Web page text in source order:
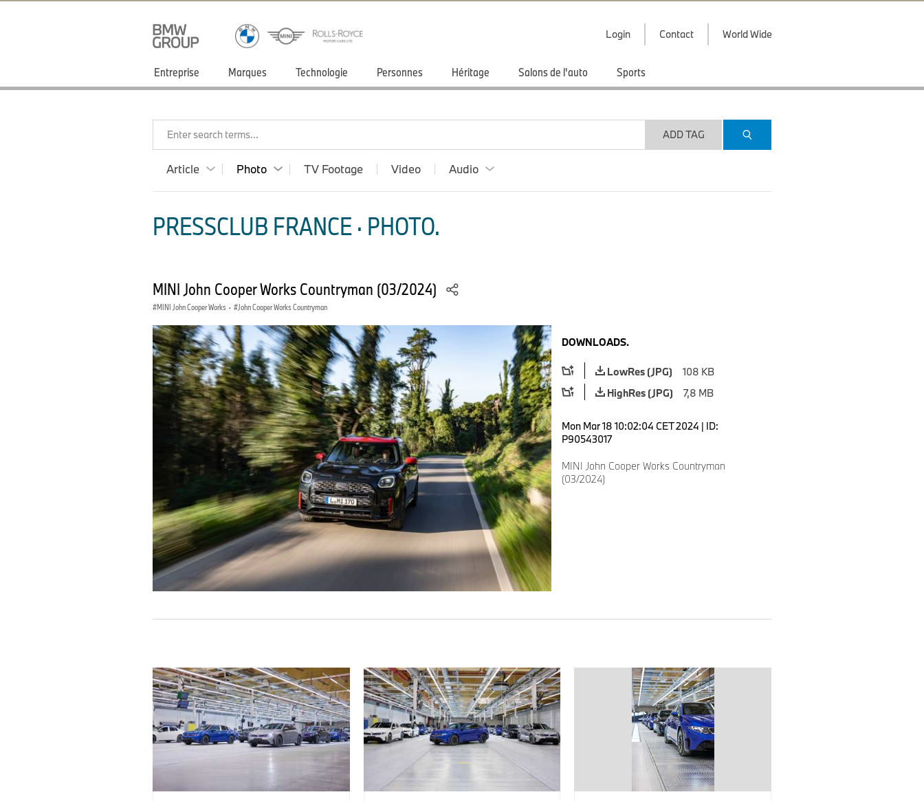
Login Contact World Wide
Entreprise Marques Technologie Personnes Héritage Salons de l'auto Sports
Enter search terms... ADD TAG
Article Photo TV Footage Video Audio
PRESSCLUB FRANCE · PHOTO.
MINI John Cooper Works Countryman (03/2024)
MINI John Cooper Works · John Cooper Works Countryman
DOWNLOADS.
LowRes (JPG)
108 KB
HighRes (JPG)
7,8 MB
Mon Mar 18 10:02:04 CET 2024 | ID:
P90543017
MINI John Cooper Works Countryman
(03/2024)